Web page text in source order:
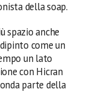
della soap.
spazio anche
come un
un lato
con Hicran
parte della